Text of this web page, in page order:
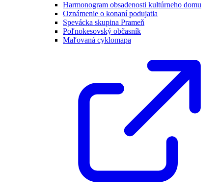
Harmonogram obsadenosti kultúrneho domu
Oznámenie o konaní podujatia
Spevácka skupina Prameň
Poľnokesovský občasník
Maľovaná cyklomapa